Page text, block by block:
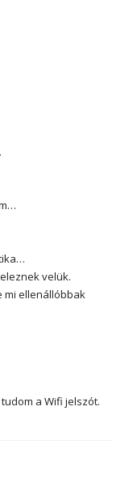
velük.
mi ellenállóbbak
a Wifi jelszót.